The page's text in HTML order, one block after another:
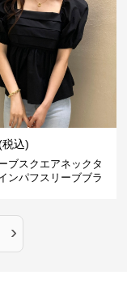
税込)
ブスクエアネックタ
ンパフスリーブブラ
›